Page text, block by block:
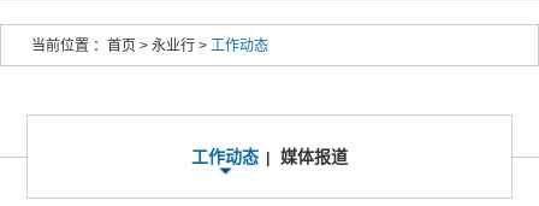
当前位置 ： 首页 > 永业行 > 工作动态
工作动态 媒体报道